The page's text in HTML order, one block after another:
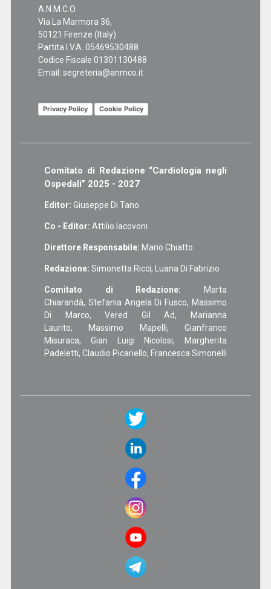
A.N.M.C.O.
Via La Marmora 36,
50121 Firenze (Italy)
Partita I.V.A. 05469530488
Codice Fiscale 01301130488
Email: segreteria@anmco.it
Privacy Policy Cookie Policy
Comitato di Redazione “Cardiologia negli
Ospedali” 2025 - 2027
Editor: Giuseppe Di Tano
Co - Editor: Attilio Iacovoni
Direttore Responsabile: Mario Chiatto
Redazione: Simonetta Ricci, Luana Di Fabrizio
Comitato di Redazione: Marta
Chiarandà, Stefania Angela Di Fusco, Massimo
Di Marco, Vered Gil Ad, Marianna
Laurito, Massimo Mapelli, Gianfranco
Misuraca, Gian Luigi Nicolosi, Margherita
Padeletti, Claudio Picariello, Francesca Simonelli